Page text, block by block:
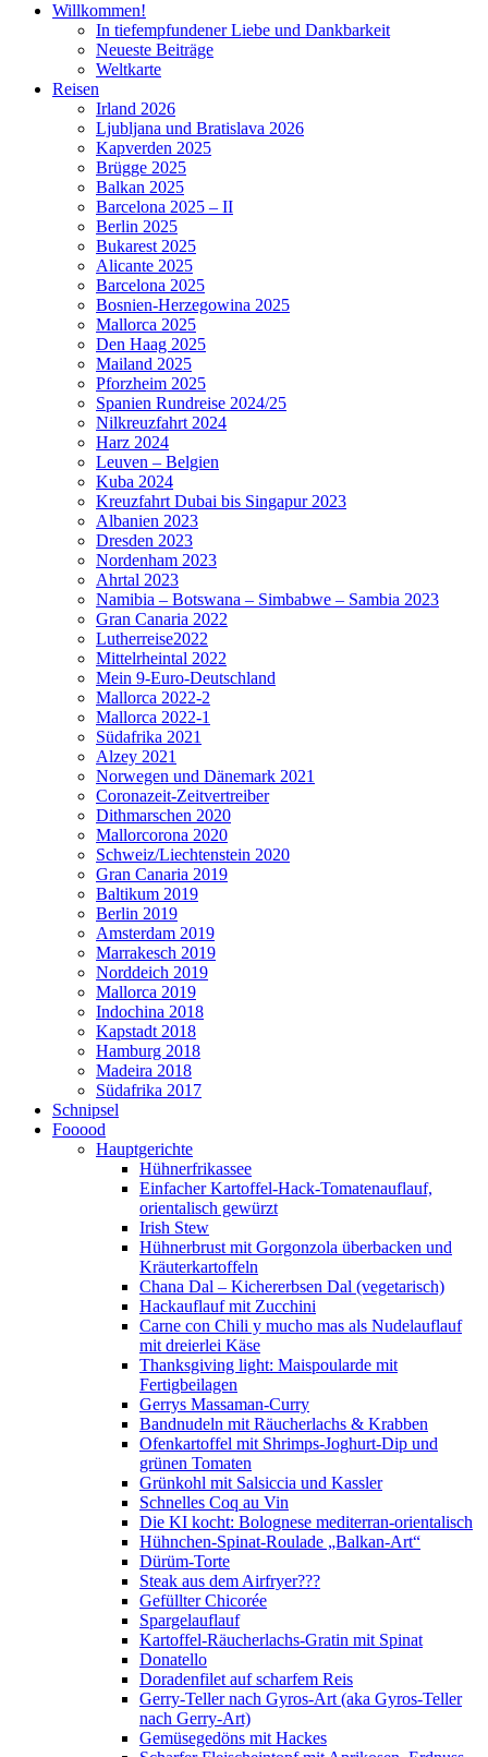
Willkommen!
In tiefempfundener Liebe und Dankbarkeit
Neueste Beiträge
Weltkarte
Reisen
Irland 2026
Ljubljana und Bratislava 2026
Kapverden 2025
Brügge 2025
Balkan 2025
Barcelona 2025 – II
Berlin 2025
Bukarest 2025
Alicante 2025
Barcelona 2025
Bosnien-Herzegowina 2025
Mallorca 2025
Den Haag 2025
Mailand 2025
Pforzheim 2025
Spanien Rundreise 2024/25
Nilkreuzfahrt 2024
Harz 2024
Leuven – Belgien
Kuba 2024
Kreuzfahrt Dubai bis Singapur 2023
Albanien 2023
Dresden 2023
Nordenham 2023
Ahrtal 2023
Namibia – Botswana – Simbabwe – Sambia 2023
Gran Canaria 2022
Lutherreise2022
Mittelrheintal 2022
Mein 9-Euro-Deutschland
Mallorca 2022-2
Mallorca 2022-1
Südafrika 2021
Alzey 2021
Norwegen und Dänemark 2021
Coronazeit-Zeitvertreiber
Dithmarschen 2020
Mallorcorona 2020
Schweiz/Liechtenstein 2020
Gran Canaria 2019
Baltikum 2019
Berlin 2019
Amsterdam 2019
Marrakesch 2019
Norddeich 2019
Mallorca 2019
Indochina 2018
Kapstadt 2018
Hamburg 2018
Madeira 2018
Südafrika 2017
Schnipsel
Fooood
Hauptgerichte
Hühnerfrikassee
Einfacher Kartoffel-Hack-Tomatenauflauf,
orientalisch gewürzt
Irish Stew
Hühnerbrust mit Gorgonzola überbacken und
Kräuterkartoffeln
Chana Dal – Kichererbsen Dal (vegetarisch)
Hackauflauf mit Zucchini
Carne con Chili y mucho mas als Nudelauflauf
mit dreierlei Käse
Thanksgiving light: Maispoularde mit
Fertigbeilagen
Gerrys Massaman-Curry
Bandnudeln mit Räucherlachs & Krabben
Ofenkartoffel mit Shrimps-Joghurt-Dip und
grünen Tomaten
Grünkohl mit Salsiccia und Kassler
Schnelles Coq au Vin
Die KI kocht: Bolognese mediterran-orientalisch
Hühnchen-Spinat-Roulade „Balkan-Art“
Dürüm-Torte
Steak aus dem Airfryer???
Gefüllter Chicorée
Spargelauflauf
Kartoffel-Räucherlachs-Gratin mit Spinat
Donatello
Doradenfilet auf scharfem Reis
Gerry-Teller nach Gyros-Art (aka Gyros-Teller
nach Gerry-Art)
Gemüsegedöns mit Hackes